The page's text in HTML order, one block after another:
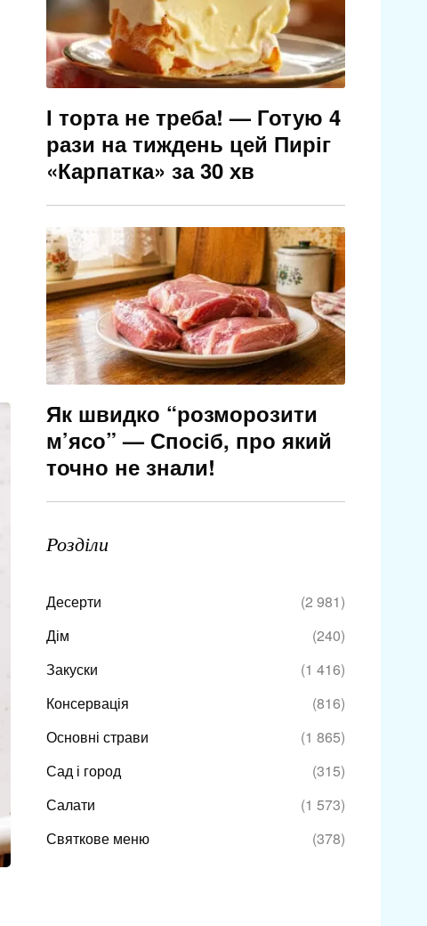
І торта не треба! — Готую 4
рази на тиждень цей Пиріг
«Карпатка» за 30 хв
Як швидко “розморозити
м’ясо” — Спосіб, про який
точно не знали!
Розділи
Десерти
(2 981)
Дім
(240)
Закуски
(1 416)
Консервація
(816)
Основні страви
(1 865)
Сад і город
(315)
Салати
(1 573)
Святкове меню
(378)